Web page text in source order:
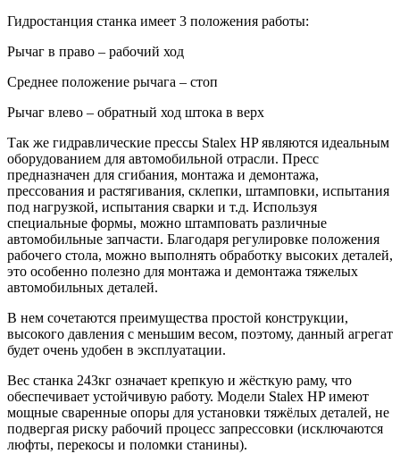
Гидростанция станка имеет 3 положения работы:
Рычаг в право – рабочий ход
Среднее положение рычага – стоп
Рычаг влево – обратный ход штока в верх
Так же гидравлические прессы Stalex HP являются идеальным
оборудованием для автомобильной отрасли. Пресс
предназначен для сгибания, монтажа и демонтажа,
прессования и растягивания, склепки, штамповки, испытания
под нагрузкой, испытания сварки и т.д. Используя
специальные формы, можно штамповать различные
автомобильные запчасти. Благодаря регулировке положения
рабочего стола, можно выполнять обработку высоких деталей,
это особенно полезно для монтажа и демонтажа тяжелых
автомобильных деталей.
В нем сочетаются преимущества простой конструкции,
высокого давления с меньшим весом, поэтому, данный агрегат
будет очень удобен в эксплуатации.
Вес станка 243кг означает крепкую и жёсткую раму, что
обеспечивает устойчивую работу. Модели Stalex HP имеют
мощные сваренные опоры для установки тяжёлых деталей, не
подвергая риску рабочий процесс запрессовки (исключаются
люфты, перекосы и поломки станины).